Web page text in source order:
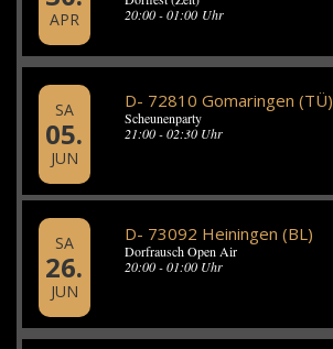
APR
20:00 - 01:00 Uhr
SA
05.
JUN
D- 72810 Gomaringen (TÜ)
Scheunenparty
21:00 - 02:30 Uhr
SA
26.
JUN
D- 73092 Heiningen (BL)
Dorfrausch Open Air
20:00 - 01:00 Uhr